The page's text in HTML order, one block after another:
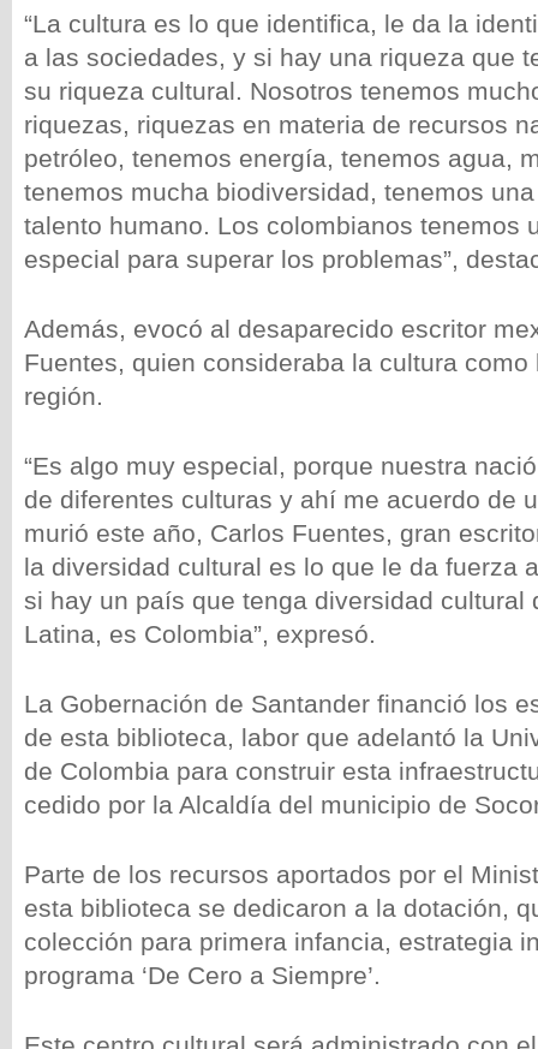
“La cultura es lo que identifica, le da la
a las sociedades, y si hay una riqueza que
su riqueza cultural. Nosotros tenemos
riquezas, riquezas en materia de recursos
petróleo, tenemos energía, tenemos agua,
tenemos mucha biodiversidad, tenemos
talento humano. Los colombianos tenemos
especial para superar los problemas”,
Además, evocó al desaparecido escritor
Fuentes, quien consideraba la cultura
región.
“Es algo muy especial, porque nuestra
de diferentes culturas y ahí me acuerdo de
murió este año, Carlos Fuentes, gran
la diversidad cultural es lo que le da fuerza
si hay un país que tenga diversidad cultural
Latina, es Colombia”, expresó.
La Gobernación de Santander financió los
de esta biblioteca, labor que adelantó la
de Colombia para construir esta
cedido por la Alcaldía del municipio de
Parte de los recursos aportados por el
esta biblioteca se dedicaron a la dotación,
colección para primera infancia, estrategia
programa ‘De Cero a Siempre’.